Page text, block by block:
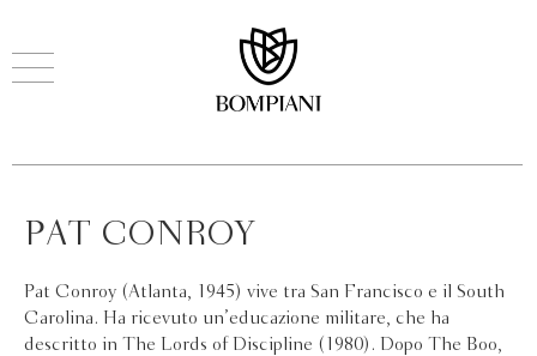
PAT CONROY
Pat Conroy (Atlanta, 1945) vive tra San Francisco e il South
Carolina. Ha ricevuto un’educazione militare, che ha
descritto in The Lords of Discipline (1980). Dopo The Boo,